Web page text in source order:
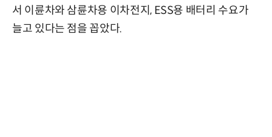
서 이륜차와 삼륜차용 이차전지, ESS용 배터리 수요가
늘고 있다는 점을 꼽았다.